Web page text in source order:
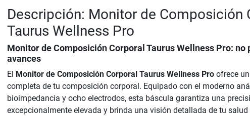
Descripción: Monitor de Composición
Taurus Wellness Pro
Monitor de Composición Corporal Taurus Wellness Pro: no
avances
El Monitor de Composición Corporal Taurus Wellness Proofrece
completa de tu composición corporal. Equipado con el moderno
bioimpedancia y ocho electrodos, esta báscula garantiza una
excepcionalmente elevada y brinda una visión detallada de tu salud